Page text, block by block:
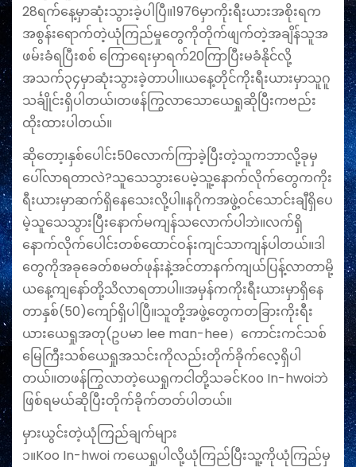
28ရက်နေ့မှာဆုံးသွားခဲ့ပါပြီ။1976မှာကိုးရီးယားအစိုးရက
အစွန်းရောက်တဲ့ယုံကြည်မှုတွေကိုတိုက်ဖျက်တဲ့အချိန်သူအ
ဖမ်းခံရပြီးစစ် ကြောရေးမှာရက်20ကြာပြီးမခံနိုင်လို့
အသက်၃၄မှာဆုံးသွားခဲ့တာပါ။ယနေ့တိုင်ကိုးရီးယားမှာသူဂူ
သင်္ချိုင်းရှိပါတယ်၊တဖန်ကြွလာသောယေရှုဆိုပြီးကဗည်း
ထိုးထားပါတယ်။
ဆိုတော့၊နှစ်ပေါင်း50လောက်ကြာခဲ့ပြီးတဲ့သူကဘာလို့ခုမှ
ပေါ်လာရတာလဲ?သူသေသွားပေမဲ့သူ့နောက်လိုက်တွေကကိုး
ရီးယားမှာဆက်ရှိနေသေးလို့ပါ။နဂိုကအဖွဲ့ဝင်‌သောင်းချီရှိပေ
မဲ့သူသေသွားပြီးနောက်မကျန်သလောက်ပါဘဲ။လက်ရှိ
နောက်လိုက်ပေါင်းတစ်ထောင်ဝန်းကျင်သာကျန်ပါတယ်။ဒါ
တွေကိုအခုခေတ်စမတ်ဖုန်းနဲ့အင်တာနက်ကျယ်ပြန့်လာတာမို့
ယနေ့ကျနော်တို့သိလာရတာပါ။အမှန်ကကိုးရီးယားမှာရှိနေ
တာနှစ်(50)ကျော်ရှိပါပြီ။သူတို့အဖွဲ့တွေကတခြားကိုးရီး
ယားယေရှုအတု(ဥပမာ lee man-hee）ကောင်းကင်သစ်
မြေကြီးသစ်ယေရှုအသင်းကိုလည်းတိုက်ခိုက်လေ့ရှိပါ
တယ်။‌တဖန်ကြွလာတဲ့ယေရှုကငါတို့သခင်Koo In-hwoiဘဲ
ဖြစ်ရမယ်ဆိုပြီးတိုက်ခိုက်တတ်ပါတယ်။
မှားယွင်းတဲ့ယုံကြည်ချက်များ
၁။Koo In-hwoi ကယေရှုပါလို့ယုံကြည်ပြီးသူ့ကိုယုံကြည်မှ